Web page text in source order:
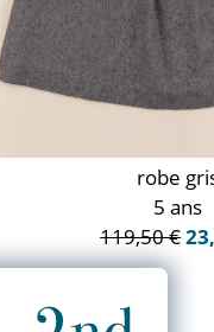
robe
5 ans
119,50 €